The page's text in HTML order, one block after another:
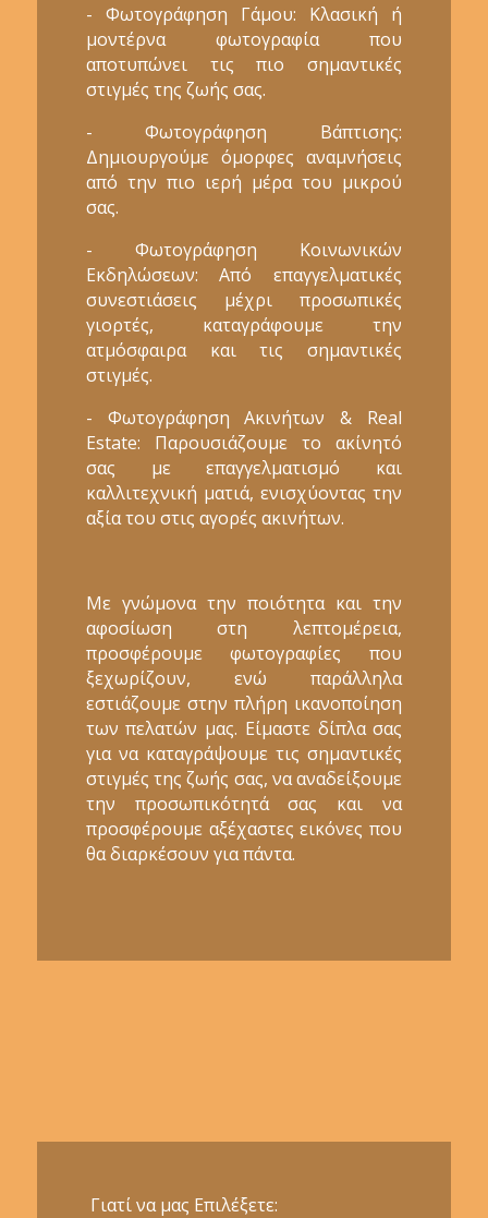
- Φωτογράφηση Γάμου: Κλασική ή
μοντέρνα φωτογραφία που
αποτυπώνει τις πιο σημαντικές
στιγμές της ζωής σας.
- Φωτογράφηση Βάπτισης:
Δημιουργούμε όμορφες αναμνήσεις
από την πιο ιερή μέρα του μικρού
σας.
- Φωτογράφηση Κοινωνικών
Εκδηλώσεων: Από επαγγελματικές
συνεστιάσεις μέχρι προσωπικές
γιορτές, καταγράφουμε την
ατμόσφαιρα και τις σημαντικές
στιγμές.
- Φωτογράφηση Ακινήτων & Real
Estate: Παρουσιάζουμε το ακίνητό
σας με επαγγελματισμό και
καλλιτεχνική ματιά, ενισχύοντας την
αξία του στις αγορές ακινήτων.
Με γνώμονα την ποιότητα και την
αφοσίωση στη λεπτομέρεια,
προσφέρουμε φωτογραφίες που
ξεχωρίζουν, ενώ παράλληλα
εστιάζουμε στην πλήρη ικανοποίηση
των πελατών μας. Είμαστε δίπλα σας
για να καταγράψουμε τις σημαντικές
στιγμές της ζωής σας, να αναδείξουμε
την προσωπικότητά σας και να
προσφέρουμε αξέχαστες εικόνες που
θα διαρκέσουν για πάντα.
Γιατί να μας Επιλέξετε: